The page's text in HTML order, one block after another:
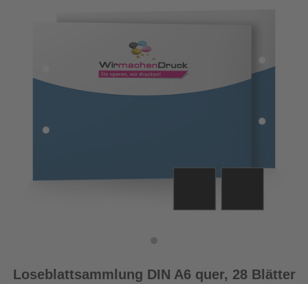
Loseblattsammlung DIN A6 quer, 28 Blätter